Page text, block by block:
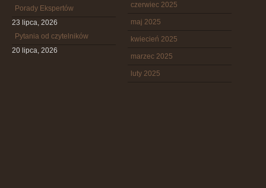
Porady Ekspertów
23 lipca, 2026
Pytania od czytelników
20 lipca, 2026
czerwiec 2025
maj 2025
kwiecień 2025
marzec 2025
luty 2025